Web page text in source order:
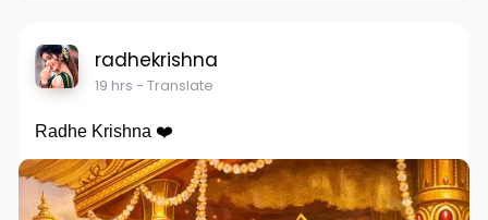
radhekrishna
19 hrs - Translate
Radhe Krishna ❤️